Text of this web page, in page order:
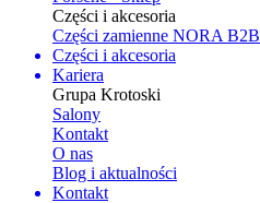
Części i akcesoria
Części zamienne NORA B2B
Części i akcesoria
Kariera
Grupa Krotoski
Salony
Kontakt
O nas
Blog i aktualności
Kontakt